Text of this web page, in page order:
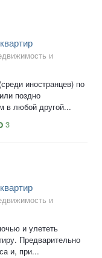
и
иностранцев) по
поздно
в любой другой...
3
и
и улететь
Предварительно
и, при...